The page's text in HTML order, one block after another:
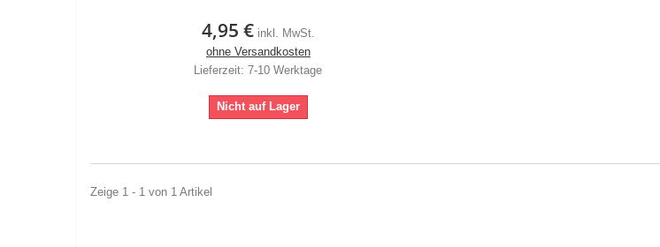
4,95 € inkl. MwSt.
ohne Versandkosten
Lieferzeit: 7-10 Werktage
Nicht auf Lager
Zeige 1 - 1 von 1 Artikel